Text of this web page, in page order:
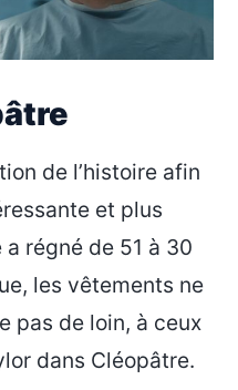
de l’histoire afin
et plus
régné de 51 à 30
les vêtements ne
pas de loin, à ceux
dans Cléopâtre.